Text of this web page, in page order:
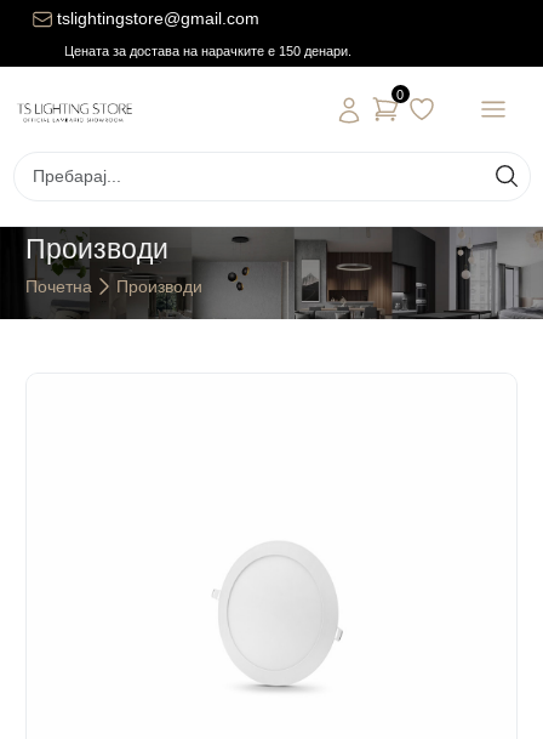
tslightingstore@gmail.com
Цената за достава на нарачките е 150 денари.
0
Производи
Почетна Производи